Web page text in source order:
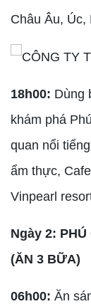
Châu Âu, Úc,
18h00: Dùng
khám phá
quan nổi
ẩm thực,
Vinpearl
Ngày 2: PHÚ
(ĂN 3 BỮA)
06h00: Ăn